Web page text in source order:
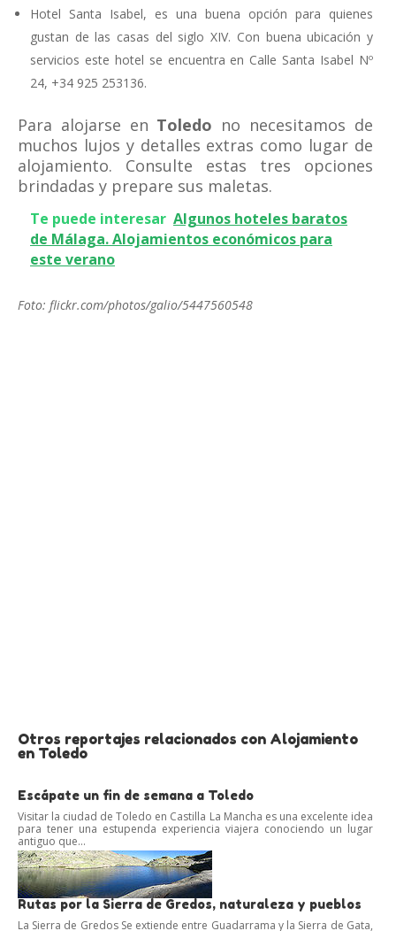
Hotel Santa Isabel, es una buena opción para quienes
gustan de las casas del siglo XIV. Con buena ubicación y
servicios este hotel se encuentra en Calle Santa Isabel Nº
24, +34 925 253136.
Para alojarse en Toledo no necesitamos de
muchos lujos y detalles extras como lugar de
alojamiento. Consulte estas tres opciones
brindadas y prepare sus maletas.
Te puede interesar Algunos hoteles baratos
de Málaga. Alojamientos económicos para
este verano
Foto: flickr.com/photos/galio/5447560548
Otros reportajes relacionados con Alojamiento
en Toledo
Escápate un fin de semana a Toledo
Visitar la ciudad de Toledo en Castilla La Mancha es una excelente idea
para tener una estupenda experiencia viajera conociendo un lugar
antiguo que...
Rutas por la Sierra de Gredos, naturaleza y pueblos
La Sierra de Gredos Se extiende entre Guadarrama y la Sierra de Gata,